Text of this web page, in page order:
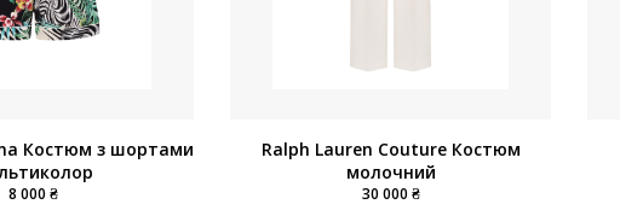
Костюм з шортами
8 000 ₴
Ralph Lauren Couture Костюм
молочний
30 000 ₴